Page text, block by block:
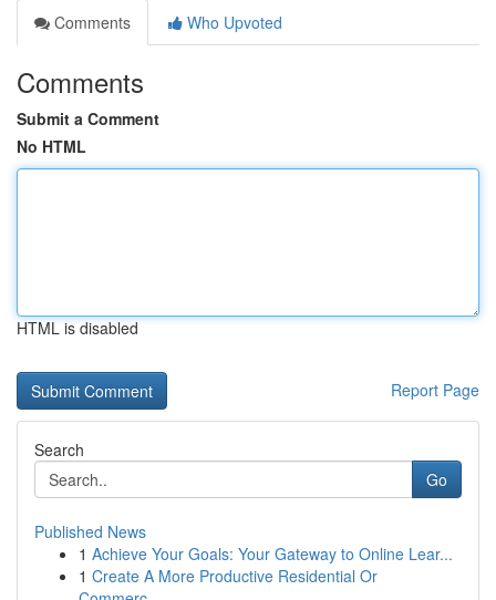
Comments
Who Upvoted
Comments
Submit a Comment
No HTML
HTML is disabled
Report Page
Search
Go
Published News
1 Achieve Your Goals: Your Gateway to Online Lear...
1 Create A More Productive Residential Or